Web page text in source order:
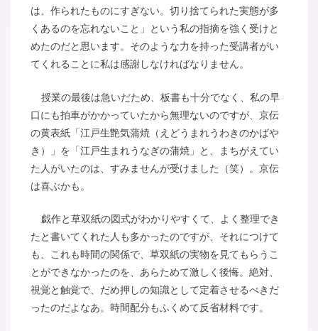
は、作られたものにすぎない。切り捨てられた実態が多
くあるのを忘れないこと」という私の指摘を強く受けと
めたのだと思います。そのような力を持った受講者がい
てくれることに私は感謝しなければなりません。
授業の最後は急いだため、板書も十分でなく、私の早
口にも拍車がかかっていたから無理ないのですが、京伝
の黄表紙「江戸生艶気蒲焼（えどうまれうわきのかばや
き）」を「江戸生まれうなぎの蒲焼」と、まちがえてい
た人がいたのは、すみませんが受けました（笑）。京伝
は喜ぶかも。
戯作と草双紙の図式がわかりやすくて、よく整理でき
たと書いてくれた人も多かったのですが、それにつけて
も、これも時間の関係で、草双紙の実物を見てもらうこ
とができなかったのを、あらためて激しく後悔。絶対、
視覚と触覚で、だめ押しの知識として定着させるべきだ
ったのだよなあ。時間配分もふくめて反省材料です。